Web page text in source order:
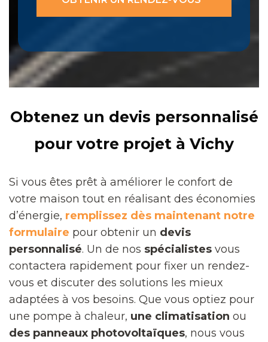
Obtenez un devis personnalisé
pour votre projet à Vichy
Si vous êtes prêt à améliorer le confort de
votre maison tout en réalisant des économies
d’énergie, remplissez dès maintenant notre
formulaire pour obtenir un devis
personnalisé. Un de nos spécialistes vous
contactera rapidement pour fixer un rendez-
vous et discuter des solutions les mieux
adaptées à vos besoins. Que vous optiez pour
une pompe à chaleur, une climatisation ou
des panneaux photovoltaïques, nous vous